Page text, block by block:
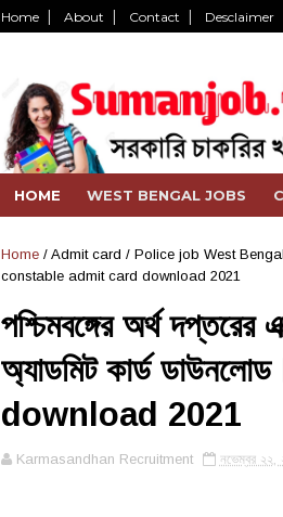
Home About Contact Desclaimer
HOME WEST BENGAL JOBS
Home/ Admit card / Police job West
constable admit card download 2021
পশ্চিমবঙ্গের অর্থ
অ্যাডমিট কার্ড
download 2021
Karmasandhan Recruitment নভেম্বর ২২,